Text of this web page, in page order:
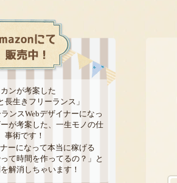
ンが考案した
長生きフリーランス」
ンスWebデザイナーになっ
が考案した、一生モノの仕
事術です！
ナーになって本当に稼げる
て時間を作ってるの？」と
解消しちゃいます！